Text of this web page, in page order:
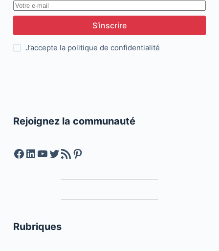
S’inscrire
J’accepte la politique de confidentialité
Rejoignez la communauté
Facebook
LinkedIn
YouTube
Twitter
Feed RSSPinterest
Rubriques